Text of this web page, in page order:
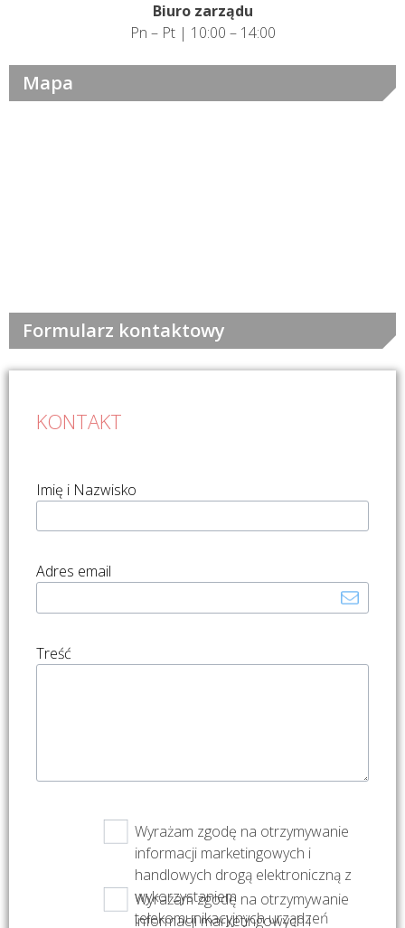
Biuro zarządu
Pn – Pt | 10:00 – 14:00
Mapa
Formularz kontaktowy
KONTAKT
Imię i Nazwisko
Adres email
Treść
Wyrażam zgodę na otrzymywanie
informacji marketingowych i
handlowych drogą elektroniczną z
wykorzystaniem
telekomunikacyjnych urządzeń
Wyrażam zgodę na otrzymywanie
informacji marketingowych i